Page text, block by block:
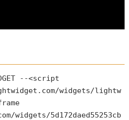
--<script
widgets/lightw
widgets/5d172daed55253cb